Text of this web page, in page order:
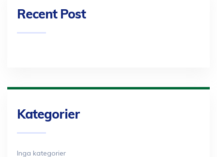
Recent Post
Kategorier
Inga kategorier